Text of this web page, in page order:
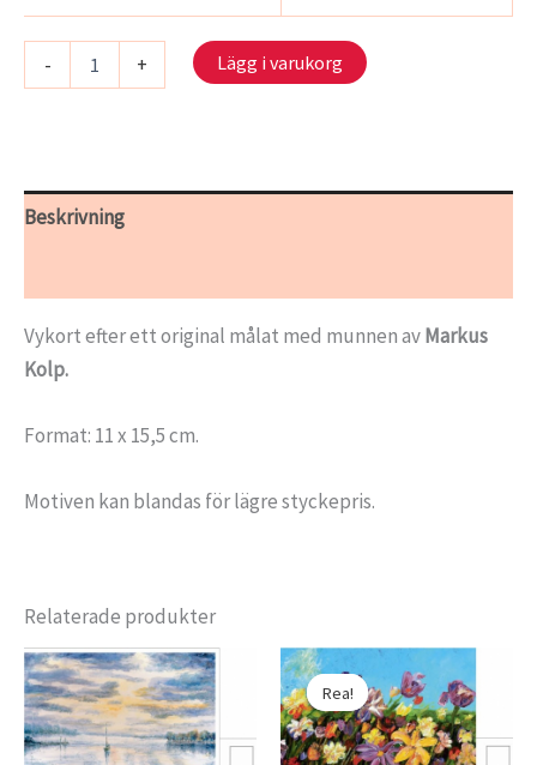
- + Lägg i varukorg
Beskrivning
Vykort efter ett original målat med munnen avMarkus
Kolp.
Format: 11 x 15,5 cm.
Motiven kan blandas för lägre styckepris.
Relaterade produkter
Rea!
Rea!